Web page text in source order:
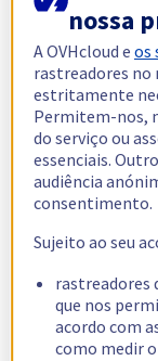
nossa
A OVHcloud eos
rastreadores no
estritamente
Permitem-nos,
do serviço ou
essenciais.
audiência
consentimento.
Sujeito ao seu
rastreadores
que nos
acordo com
como medir